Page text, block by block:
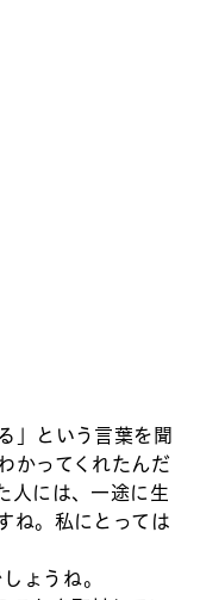
」という言葉を聞
かってくれたんだ
人には、一途に生
ね。私にとっては
ょうね。